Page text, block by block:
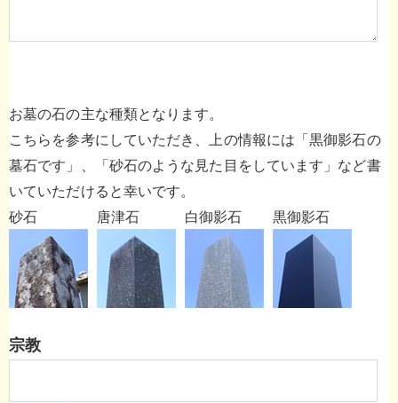
お墓の石の主な種類となります。
こちらを参考にしていただき、上の情報には「黒御影石の
墓石です」、「砂石のような見た目をしています」など書
いていただけると幸いです。
砂石
唐津石 白御影石 黒御影石
宗教